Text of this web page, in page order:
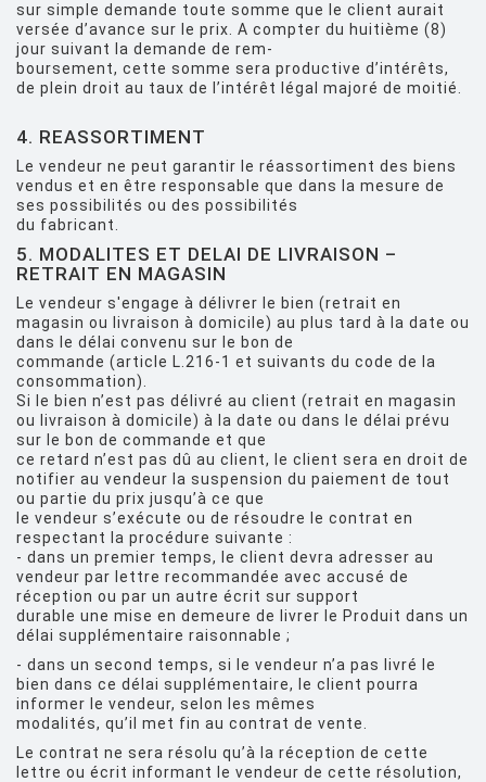
sur simple demande toute somme que le client aurait
versée d’avance sur le prix. A compter du huitième (8)
jour suivant la demande de rem-
boursement, cette somme sera productive d’intérêts,
de plein droit au taux de l’intérêt légal majoré de moitié.
4. REASSORTIMENT
Le vendeur ne peut garantir le réassortiment des biens
vendus et en être responsable que dans la mesure de
ses possibilités ou des possibilités
du fabricant.
5. MODALITES ET DELAI DE LIVRAISON –
RETRAIT EN MAGASIN
Le vendeur s'engage à délivrer le bien (retrait en
magasin ou livraison à domicile) au plus tard à la date ou
dans le délai convenu sur le bon de
commande (article L.216-1 et suivants du code de la
consommation).
Si le bien n’est pas délivré au client (retrait en magasin
ou livraison à domicile) à la date ou dans le délai prévu
sur le bon de commande et que
ce retard n’est pas dû au client, le client sera en droit de
notifier au vendeur la suspension du paiement de tout
ou partie du prix jusqu’à ce que
le vendeur s’exécute ou de résoudre le contrat en
respectant la procédure suivante :
- dans un premier temps, le client devra adresser au
vendeur par lettre recommandée avec accusé de
réception ou par un autre écrit sur support
durable une mise en demeure de livrer le Produit dans un
délai supplémentaire raisonnable ;
- dans un second temps, si le vendeur n’a pas livré le
bien dans ce délai supplémentaire, le client pourra
informer le vendeur, selon les mêmes
modalités, qu’il met fin au contrat de vente.
Le contrat ne sera résolu qu’à la réception de cette
lettre ou écrit informant le vendeur de cette résolution,